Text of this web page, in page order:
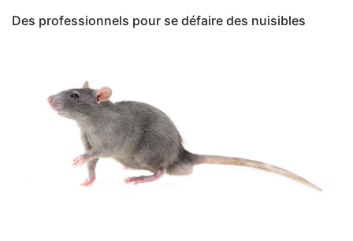
Des professionnels pour se défaire des nuisibles